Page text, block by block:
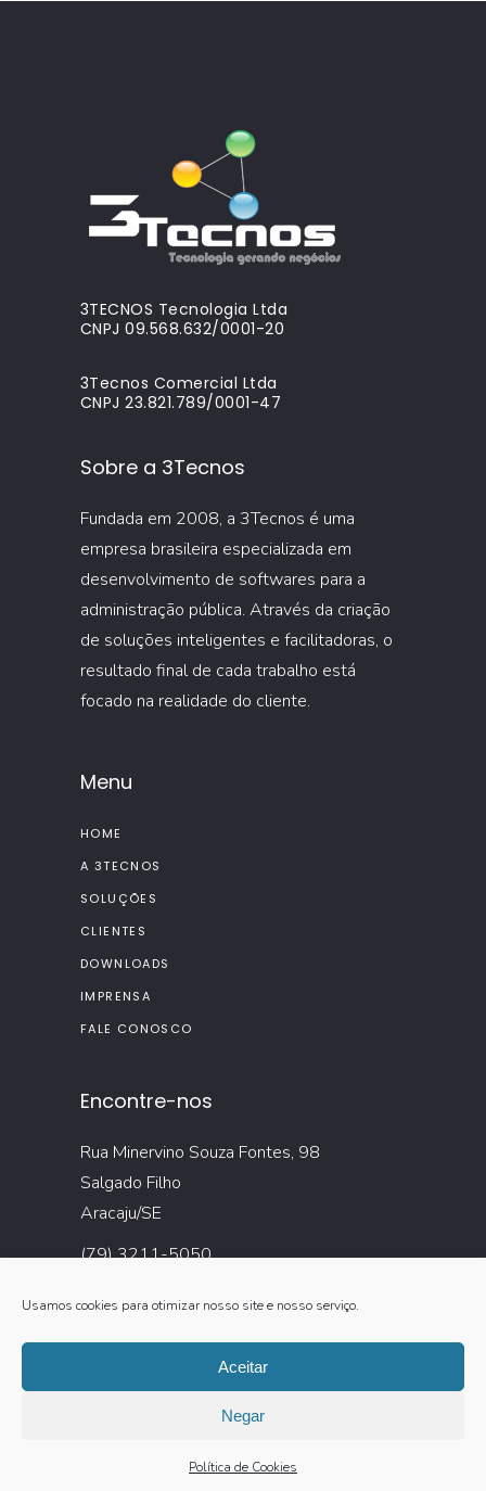
Usamos cookies para otimizar nosso site e nosso serviço.
Aceitar
Negar
Política de Cookies
3TECNOS Tecnologia Ltda
CNPJ 09.568.632/0001-20
3Tecnos Comercial Ltda
CNPJ 23.821.789/0001-47
Sobre a 3Tecnos
Fundada em 2008, a 3Tecnos é uma
empresa brasileira especializada em
desenvolvimento de softwares para a
administração pública. Através da criação
de soluções inteligentes e facilitadoras, o
resultado final de cada trabalho está
focado na realidade do cliente.
Menu
HOME
A 3TECNOS
SOLUÇÕES
CLIENTES
DOWNLOADS
IMPRENSA
FALE CONOSCO
Encontre-nos
Rua Minervino Souza Fontes, 98
Salgado Filho
Aracaju/SE
(79) 3211-5050
(79) 99878-0022
(79) 99819-1102 (Comercial)